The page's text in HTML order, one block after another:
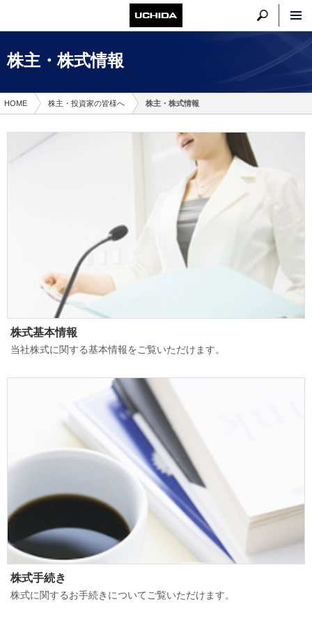
株主・株式情報
HOME 株主・投資家の皆様へ 株主・株式情報
株式基本情報
当社株式に関する基本情報をご覧いただけます。
株式手続き
株式に関するお手続きについてご覧いただけます。